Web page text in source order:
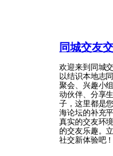
同城交友
欢迎来到同城
以结识本地志
聚会、兴趣小
动伙伴、分享
子，这里都是
海论坛的补充
真实的交友环
的交友乐趣。
社交新体验吧！